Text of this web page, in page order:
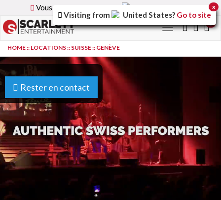
Vous parcourez la version
Toggle
navigation
Rester en contact
HOME:: LOCATIONS:: SUISSE:: GENÈVE
Visiting from United States? Go to site
x